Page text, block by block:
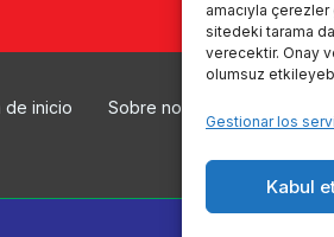
amacıyla
sitedeki tarama
verecektir. Onay
olumsuz
Gestionar los
Kabul
de inicio Sobre nosotros